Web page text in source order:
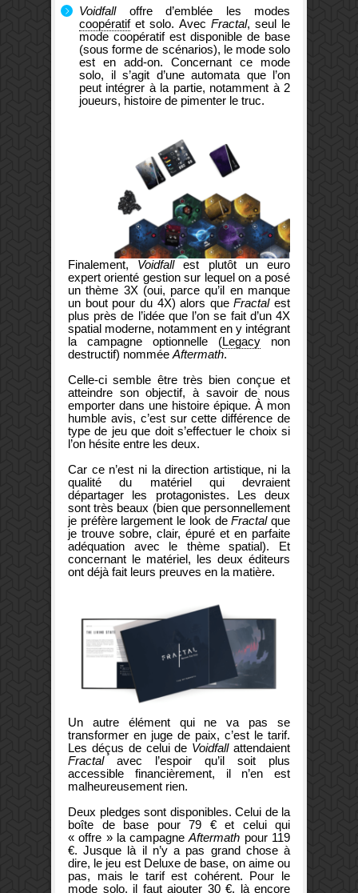
Voidfalloffre d’emblée les modes
coopératifet solo. Avec Fractal, seul le
mode coopératif est disponible de base
(sous forme de scénarios), le mode solo
est en add-on. Concernant ce mode
solo, il s’agit d’une automata que l’on
peut intégrer à la partie, notamment à 2
joueurs, histoire de pimenter le truc.
Finalement, Voidfallest plutôt un euro
expert orienté gestion sur lequel on a posé
un thème 3X (oui, parce qu’il en manque
un bout pour du 4X) alors queFractalest
plus près de l’idée que l’on se fait d’un 4X
spatial moderne, notamment en y intégrant
la campagne optionnelle (Legacy non
destructif) nommée Aftermath.
Celle-ci semble être très bien conçue et
atteindre son objectif, à savoir de nous
emporter dans une histoire épique. À mon
humble avis, c’est sur cette différence de
type de jeu que doit s’effectuer le choix si
l’on hésite entre les deux.
Car ce n’est ni la direction artistique, ni la
qualité du matériel qui devraient
départager les protagonistes. Les deux
sont très beaux (bien que personnellement
je préfère largement le look deFractalque
je trouve sobre, clair, épuré et en parfaite
adéquation avec le thème spatial). Et
concernant le matériel, les deux éditeurs
ont déjà fait leurs preuves en la matière.
Un autre élément qui ne va pas se
transformer en juge de paix, c’est le tarif.
Les déçus de celui de Voidfallattendaient
Fractalavec l’espoir qu’il soit plus
accessible financièrement, il n’en est
malheureusement rien.
Deux pledges sont disponibles. Celui de la
boîte de base pour 79 € et celui qui
« offre » la campagneAftermath pour 119
€. Jusque là il n’y a pas grand chose à
dire, le jeu est Deluxe de base, on aime ou
pas, mais le tarif est cohérent. Pour le
mode solo, il faut ajouter 30 €, là encore